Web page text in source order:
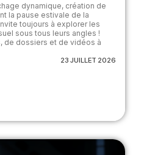
dynamique, création de
la pause estivale de la
toujours à explorer les
sous tous leurs angles !
de dossiers et de vidéos à
23 JUILLET 2026